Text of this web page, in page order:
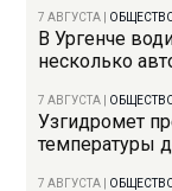
7 АВГУСТА
В Ургенче
несколько
7 АВГУСТА
Узгидромет
температуры
7 АВГУСТА